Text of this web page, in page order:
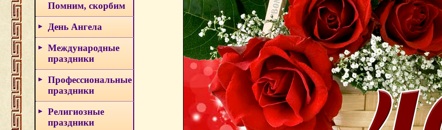
Помним, скорбим
День Ангела
Международные
праздники
Профессиональные
праздники
Религиозные
праздники